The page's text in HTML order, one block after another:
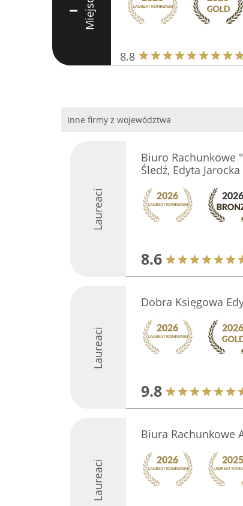
I Miejsce
8.8
Inne firmy z województwa
Laureaci
Biuro Rachunkowe
Śledź, Edyta Jarocka
8.6
Laureaci
Dobra Księgowa
9.8
Laureaci
Biura Rachunkowe